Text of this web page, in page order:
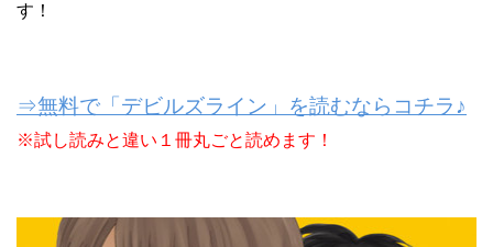
す！
⇒無料で「デビルズライン」を読むならコチラ♪
※試し読みと違い１冊丸ごと読めます！